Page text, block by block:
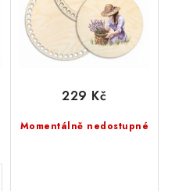
Momentálně nedostupné
229 Kč